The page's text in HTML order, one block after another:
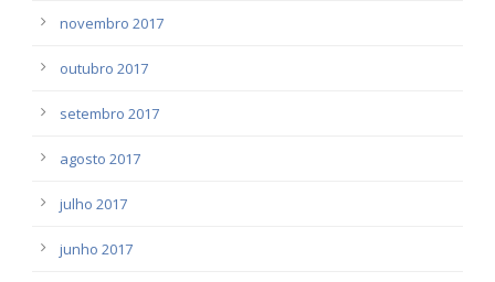
novembro 2017
outubro 2017
setembro 2017
agosto 2017
julho 2017
junho 2017